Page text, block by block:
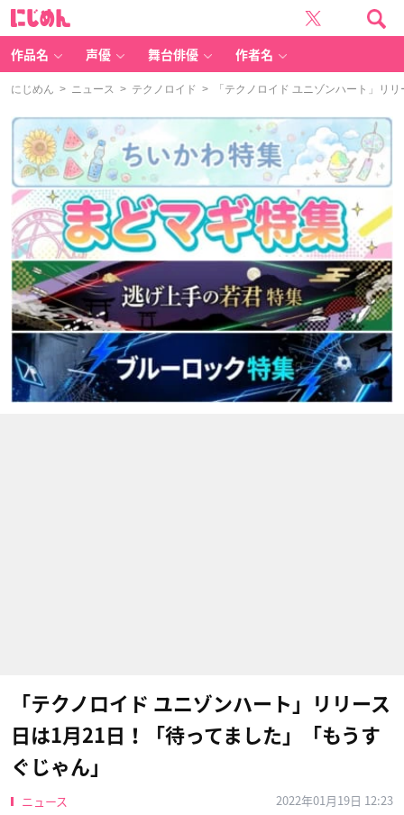
作品名 声優 舞台俳優 作者名
にじめん > ニュース > テクノロイド > 「テクノロイド ユニゾンハート」リ
「テクノロイド ユニゾンハート」リリース
日は1月21日！「待ってました」「もうす
ぐじゃん」
ニュース 2022年01月19日 12:23